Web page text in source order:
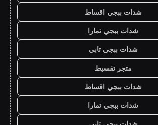
شدات ببجي اقساط
شدات ببجي تمارا
شدات ببجي تابي
متجر تقسيط
شدات ببجي اقساط
شدات ببجي تمارا